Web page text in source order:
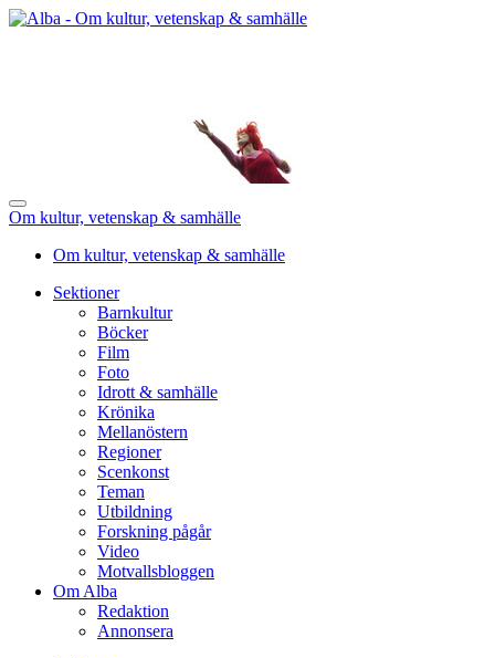
Om kultur, vetenskap & samhälle
Om kultur, vetenskap & samhälle
Sektioner
Barnkultur
Böcker
Film
Foto
Idrott & samhälle
Krönika
Mellanöstern
Regioner
Scenkonst
Teman
Utbildning
Forskning pågår
Video
Motvallsbloggen
Om Alba
Redaktion
Annonsera